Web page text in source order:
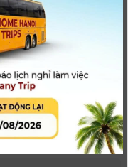
CHO GOPRO HERO